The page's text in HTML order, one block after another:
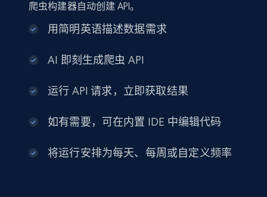
爬虫构建器自动创建 API。
用简明英语描述数据需求
AI 即刻生成爬虫 API
运行 API 请求，立即获取结果
如有需要，可在内置 IDE 中编辑代码
将运行安排为每天、每周或自定义频率